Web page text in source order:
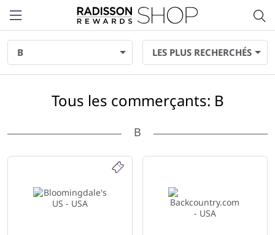
Menu
B LES PLUS RECHERCHÉS
Tous les commerçants: B
B
57 commerçants affiché ci-dessous